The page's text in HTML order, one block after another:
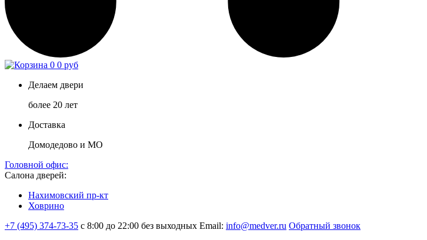
0 0 руб
Делаем двери
более 20 лет
Доставка
Домодедово и МО
Головной офис:
Салона дверей:
Нахимовский пр-кт
Ховрино
+7 (495) 374-73-35 с 8:00 до 22:00 без выходных Email: info@medver.ru Обратный звонок